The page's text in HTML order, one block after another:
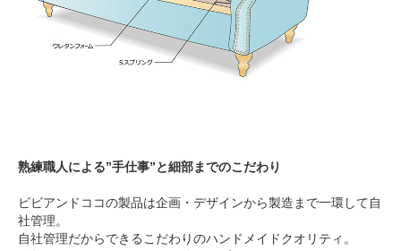
熟練職人による”手仕事”と細部までのこだわり
ビビアンドココの製品は企画・デザインから製造まで一環して自
社管理。
自社管理だからできるこだわりのハンドメイドクオリティ。